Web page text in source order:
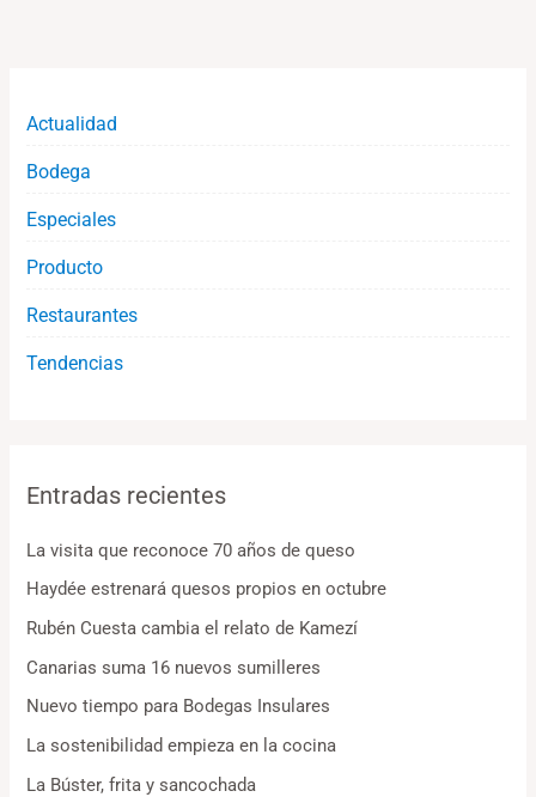
Actualidad
Bodega
Especiales
Producto
Restaurantes
Tendencias
Entradas recientes
La visita que reconoce 70 años de queso
Haydée estrenará quesos propios en octubre
Rubén Cuesta cambia el relato de Kamezí
Canarias suma 16 nuevos sumilleres
Nuevo tiempo para Bodegas Insulares
La sostenibilidad empieza en la cocina
La Búster, frita y sancochada